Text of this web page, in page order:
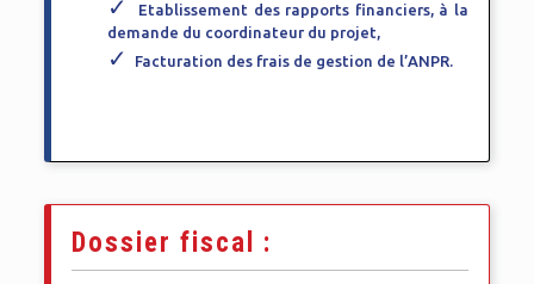
Etablissement des rapports financiers, à la
demande du coordinateur du projet,
Facturation des frais de gestion de l’ANPR.
Dossier fiscal :